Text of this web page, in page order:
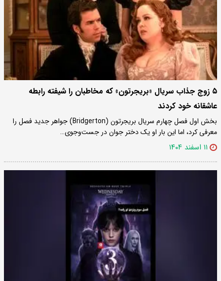
۵ زوج جذاب سریال «بریجرتون» که مخاطبان را شیفته رابطه
عاشقانه خود کردند
بخش اول فصل چهارم سریال بریجرتون (Bridgerton) جواهر جدید فصل را
معرفی کرد، اما این بار او یک دختر جوان در جست‌وجوی…
۱۱ اسفند ۱۴۰۴